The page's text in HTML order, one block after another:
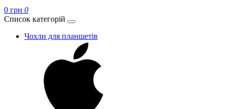
0 грн 0
Список категорій
Чохли для планшетів